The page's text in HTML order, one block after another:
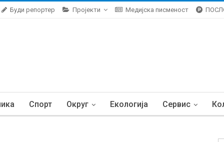
Буди репортер Пројекти Медијска писменост
Спорт Округ Екологија Сервис